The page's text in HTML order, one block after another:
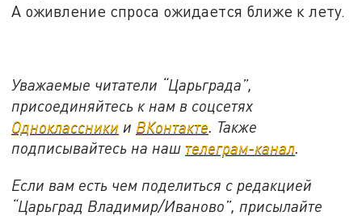
А оживление спроса ожидается ближе к лету.
Уважаемые читатели “Царьграда”,
присоединяйтесь к нам в соцсетях
Одноклассники и ВКонтакте. Также
подписывайтесь на наш телеграм-канал.
Если вам есть чем поделиться с редакцией
“Царьград Владимир/Иваново”, присылайте